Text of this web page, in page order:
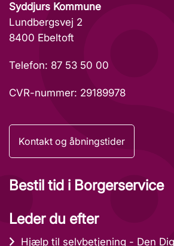
Syddjurs Kommune
Lundbergsvej 2
8400 Ebeltoft
Telefon: 87 53 50 00
CVR-nummer: 29189978
Kontakt og åbningstider
Bestil tid i Borgerservice
Leder du efter
Hjælp til selvbetjening - Den